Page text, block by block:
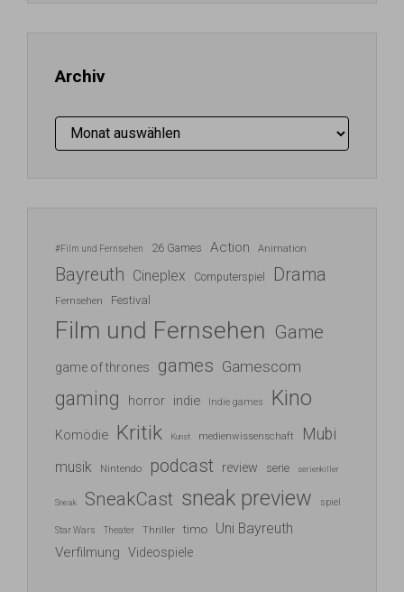
Archiv
Archiv
#Film und Fernsehen 26 Games Action Animation
Bayreuth Cineplex Computerspiel Drama
Fernsehen Festival
Film und Fernsehen Game
game of thrones games Gamescom
gaming horror indie Indie games Kino
Komödie Kritik Kunst medienwissenschaft Mubi
musik Nintendo podcast review serie serienkiller
Sneak SneakCast sneak preview spiel
Star Wars Theater Thriller timo Uni Bayreuth
Verfilmung Videospiele